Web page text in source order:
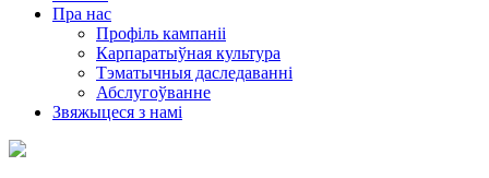
Пра нас
Профіль кампаніі
Карпаратыўная культура
Тэматычныя даследаванні
Абслугоўванне
Звяжыцеся з намі